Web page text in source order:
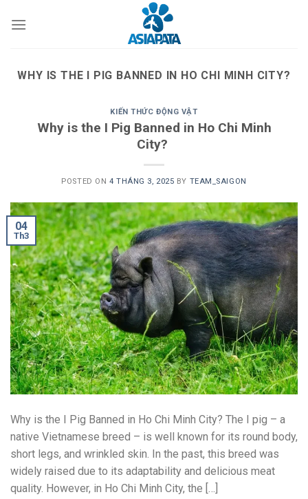
WHY IS THE I PIG BANNED IN HO CHI MINH CITY?
KIẾN THỨC ĐỘNG VẬT
Why is the I Pig Banned in Ho Chi Minh
City?
POSTED ON 4 THÁNG 3, 2025 BY TEAM_SAIGON
04
Th3
Why is the I Pig Banned in Ho Chi Minh City? The I pig – a
native Vietnamese breed – is well known for its round body,
short legs, and wrinkled skin. In the past, this breed was
widely raised due to its adaptability and delicious meat
quality. However, in Ho Chi Minh City, the […]